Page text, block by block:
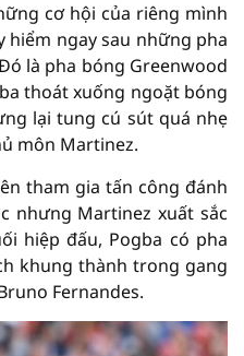
cơ hội của riêng mình
ngay sau những pha
là pha bóng Greenwood
thoát xuống ngoặt bóng
lại tung cú sút quá nhẹ
môn Martinez.
tham gia tấn công đánh
nhưng Martinez xuất sắc
hiệp đấu, Pogba có pha
khung thành trong gang
Fernandes.